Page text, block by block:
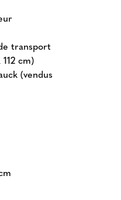
transport
cm)
(vendus